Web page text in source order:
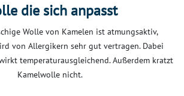
die sich anpasst
Wolle von Kamelen ist atmungsaktiv,
von Allergikern sehr gut vertragen. Dabei
temperaturausgleichend. Außerdem kratzt
Kamelwolle nicht.